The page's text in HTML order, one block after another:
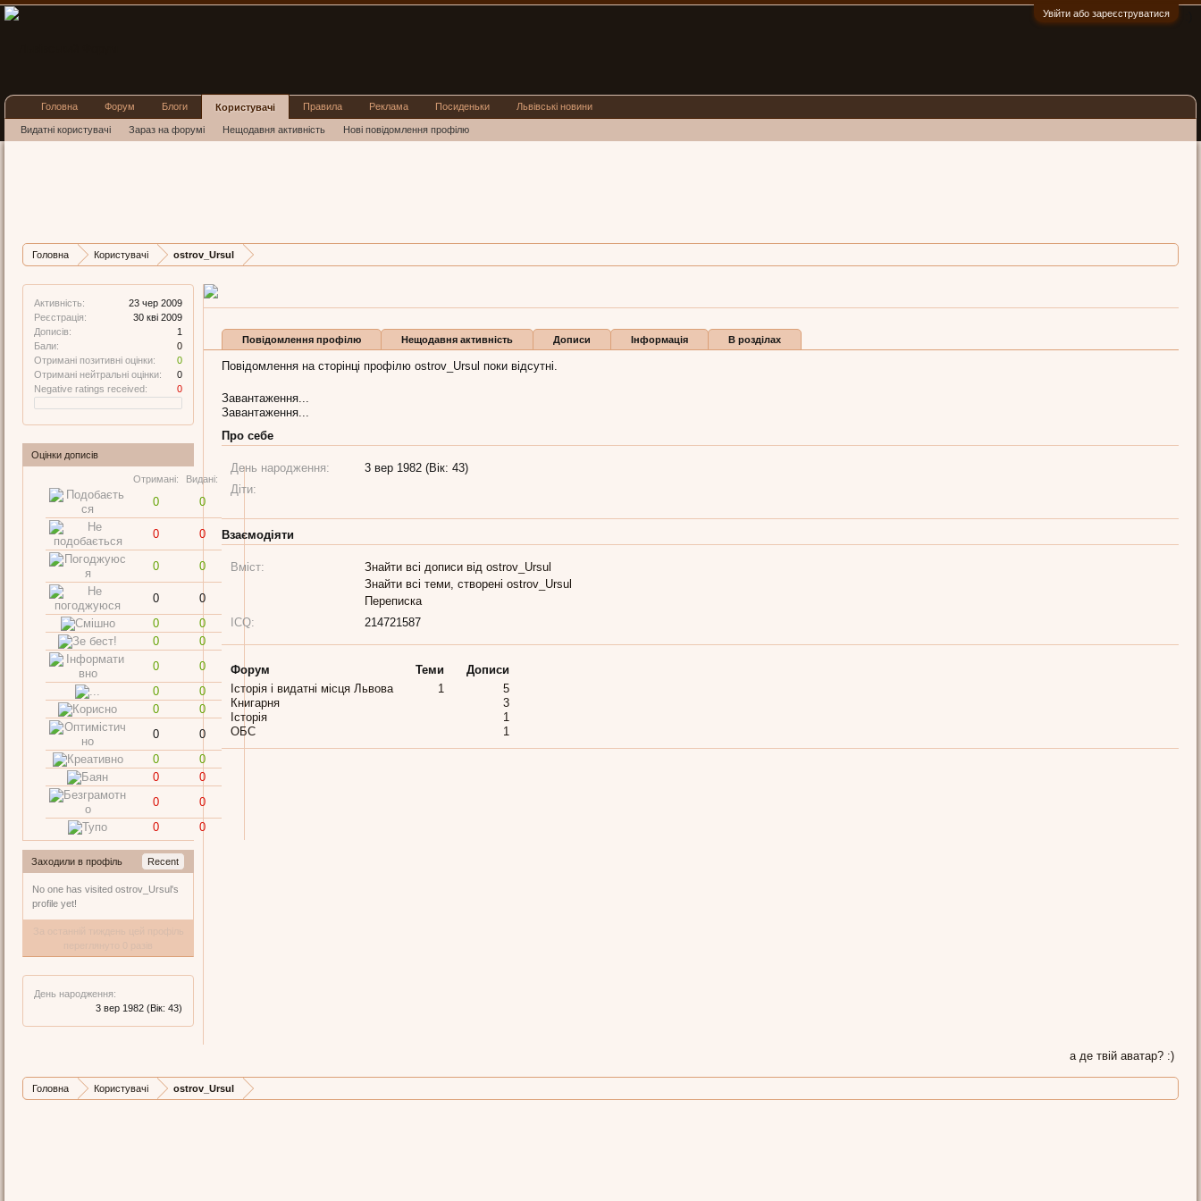
Увійти або зареєструватися
Головна Користувачі ostrov_Ursul
Активність:
23 чер 2009
Реєстрація:
30 кві 2009
Дописів:
1
Бали:
0
Отримані позитивні оцінки:
0
Отримані нейтральні оцінки:
0
Negative ratings received:
0
Оцінки дописів
Отримані: Видані:
0 0
0 0
0 0
0
0
0
0
0
0
0
0
0
0
0
0
0
0
0
0
0
0
0
0
0
0
Заходили в профіль Recent
No one has visited ostrov_Ursul's
profile yet!
День народження:
3 вер 1982 (Вік: 43)
Дописів
Карма Бали
Повідомлення профілю Нещодавня активність Дописи Інформація В розділах
Повідомлення на сторінці профілю ostrov_Ursul поки відсутні.
Завантаження...
Завантаження...
Про себе
День народження:
3 вер 1982 (Вік: 43)
Діти:
Взаємодіяти
Вміст:
Знайти всі дописи від ostrov_Ursul
Знайти всі теми, створені ostrov_Ursul
Переписка
ICQ:
214721587
Форум Теми
Дописи
Історія і видатні місця Львова
1
5
Книгарня
3
Історія
1
ОБС
1
а де твій аватар? :)
Головна Користувачі ostrov_Ursul
Головна Форум Блоги Користувачі
Видатні користувачі Зараз на форумі Нещодавня активність Нові повідомлення профілю
Правила Реклама Посиденьки Львівські новини